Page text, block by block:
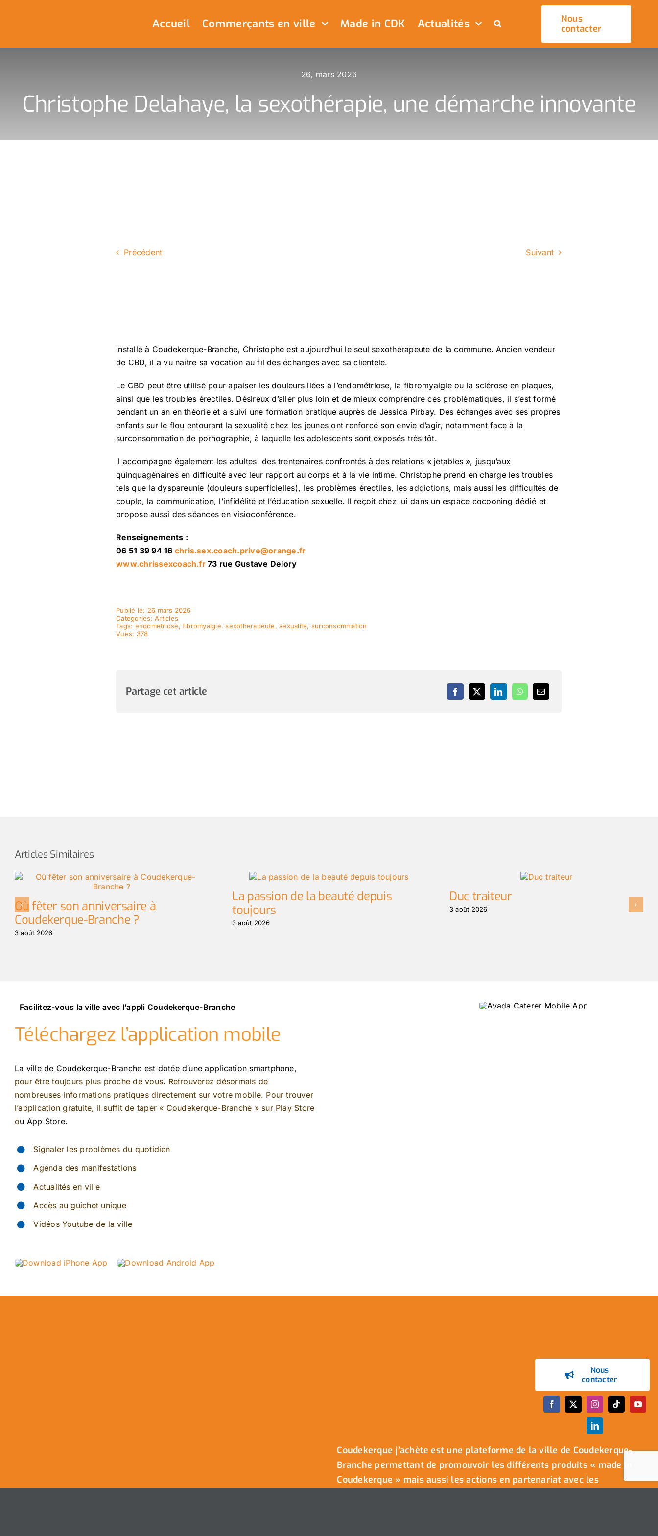
Accueil Commerçants en ville Made in CDK Actualités
Nous
contacter
26, mars 2026
Christophe Delahaye, la sexothérapie, une démarche innovante
Précédent Suivant
Installé à Coudekerque-Branche, Christophe est aujourd’hui le seul sexothérapeute de la commune. Ancien vendeur
de CBD, il a vu naître sa vocation au fil des échanges avec sa clientèle.
Le CBD peut être utilisé pour apaiser les douleurs liées à l’endométriose, la fibromyalgie ou la sclérose en plaques,
ainsi que les troubles érectiles. Désireux d’aller plus loin et de mieux comprendre ces problématiques, il s’est formé
pendant un an en théorie et a suivi une formation pratique auprès de Jessica Pirbay. Des échanges avec ses propres
enfants sur le flou entourant la sexualité chez les jeunes ont renforcé son envie d’agir, notamment face à la
surconsommation de pornographie, à laquelle les adolescents sont exposés très tôt.
Il accompagne également les adultes, des trentenaires confrontés à des relations « jetables », jusqu’aux
quinquagénaires en difficulté avec leur rapport au corps et à la vie intime. Christophe prend en charge les troubles
tels que la dyspareunie (douleurs superficielles), les problèmes érectiles, les addictions, mais aussi les difficultés de
couple, la communication, l’infidélité et l’éducation sexuelle. Il reçoit chez lui dans un espace cocooning dédié et
propose aussi des séances en visioconférence.
Renseignements :
06 51 39 94 16 chris.sex.coach.prive@orange.fr
www.chrissexcoach.fr73 rue Gustave Delory
Publié le: 26 mars 2026
Categories:Articles
Tags: endométriose, fibromyalgie,sexothérapeute,sexualité, surconsommation
Vues: 378
Partage cet article
Articles Similaires
Où fêter son anniversaire à
Coudekerque-Branche ?
3 août 2026
La passion de la beauté depuis
toujours
3 août 2026
Duc traiteur
3 août 2026
Facilitez-vous la ville avec l’appli Coudekerque-Branche
Téléchargez l’application mobile
La ville de Coudekerque-Branche est dotée d’une application smartphone,
pour être toujours plus proche de vous. Retrouverez désormais de
nombreuses informations pratiques directement sur votre mobile. Pour trouver
l’application gratuite, il suffit de taper « Coudekerque-Branche »sur Play Store
ou App Store.
Signaler les problèmes du quotidien
Agenda des manifestations
Actualités en ville
Accès au guichet unique
Vidéos Youtube de la ville
Nous
contacter
Coudekerque j’achète est une plateforme de la ville de Coudekerque-
Branche permettant de promouvoir les différents produits « made in
Coudekerque » mais aussi les actions en partenariat avec les